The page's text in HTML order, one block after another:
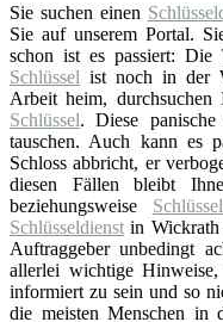
Sie suchen einen
Sie auf unserem Portal.
schon ist es passiert:
Schlüssel ist noch in der
Arbeit heim,
Schlüssel. Diese
tauschen. Auch kann es
Schloss abbricht, er
diesen Fällen bleibt
beziehungsweise
Schlüsseldienst in Wickrath
Auftraggeber unbedingt
allerlei wichtige
informiert zu sein und so
die meisten Menschen in